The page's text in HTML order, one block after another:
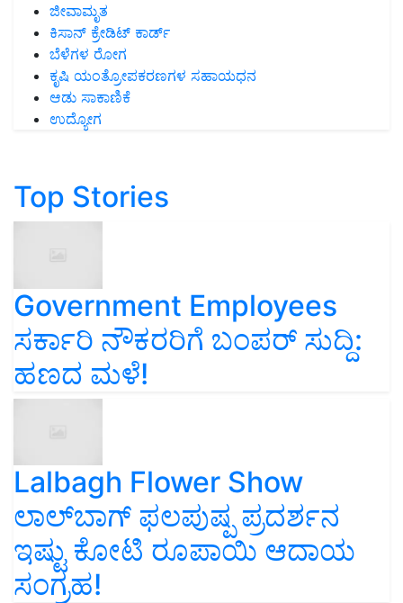
ಜೀವಾಮೃತ
ಕಿಸಾನ್ ಕ್ರೇಡಿಟ್ ಕಾರ್ಡ್
ಬೆಳೆಗಳ ರೋಗ
ಕೃಷಿ ಯಂತ್ರೋಪಕರಣಗಳ ಸಹಾಯಧನ
ಆಡು ಸಾಕಾಣಿಕೆ
ಉದ್ಯೋಗ
Top Stories
Government Employees
ಸರ್ಕಾರಿ ನೌಕರರಿಗೆ ಬಂಪರ್‌ ಸುದ್ದಿ:
ಹಣದ ಮಳೆ!
Lalbagh Flower Show
ಲಾಲ್‌ಬಾಗ್ ಫಲಪುಷ್ಪ ಪ್ರದರ್ಶನ
ಇಷ್ಟು ಕೋಟಿ ರೂಪಾಯಿ ಆದಾಯ
ಸಂಗ್ರಹ!